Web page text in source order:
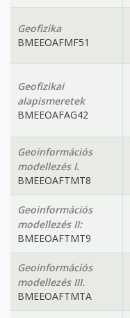
Geofizika
BMEEOAFMF51
Geofizikai
alapismeretek
BMEEOAFAG42
Geoinformációs
modellezés I.
BMEEOAFTMT8
Geoinformációs
modellezés II:
BMEEOAFTMT9
Geoinformációs
modellezés III.
BMEEOAFTMTA